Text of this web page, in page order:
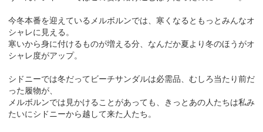
今冬本番を迎えているメルボルンでは、寒くなるともっとみんなオ
シャレに見える。
寒いから身に付けるものが増える分、なんだか夏より冬のほうがオ
シャレ度がアップ。
シドニーでは冬だってビーチサンダルは必需品、むしろ当たり前だ
った履物が、
メルボルンでは見かけることがあっても、きっとあの人たちは私み
たいにシドニーから越して来た人たち。